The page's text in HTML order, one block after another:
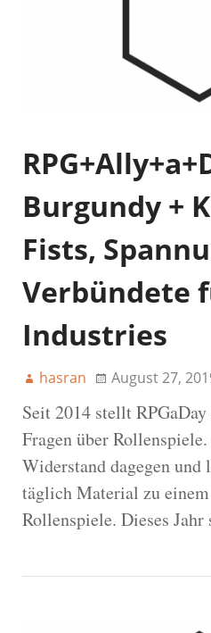
Burgundy +
Fists,
Verbündete
Industries
hasran August 27,
Seit 2014 stellt
Fragen über
Widerstand dagegen
täglich Material zu
Rollenspiele. Dieses Jahr